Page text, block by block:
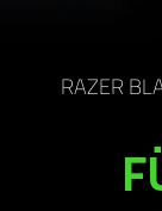
RAZER